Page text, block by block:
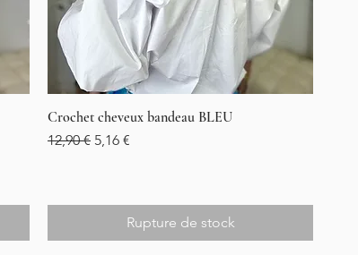
Aperçu rapide
Crochet cheveux bandeau BLEU
Prix original
12,90 € Prix promotionnel
5,16 €
Rupture de stock